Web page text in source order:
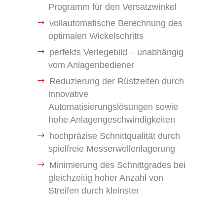
Programm für den Versatzwinkel
vollautomatische Berechnung des
optimalen Wickelschritts
perfekts Verlegebild – unabhängig
vom Anlagenbediener
Reduzierung der Rüstzeiten durch
innovative
Automatisierungslösungen sowie
hohe Anlagengeschwindigkeiten
hochpräzise Schnittqualität durch
spielfreie Messerwellenlagerung
Minimierung des Schnittgrades bei
gleichzeitig hoher Anzahl von
Streifen durch kleinster